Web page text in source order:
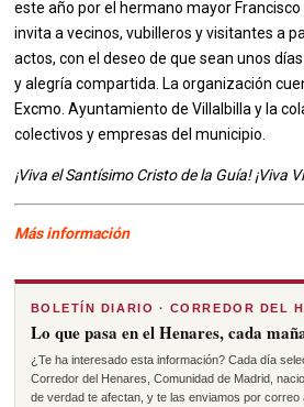
este año por el hermano mayor
invita a vecinos, vubilleros y visitantes a
actos, con el deseo de que sean unos
y alegría compartida. La organización
Excmo. Ayuntamiento de Villalbilla y la
colectivos y empresas del municipio.
¡Viva el Santísimo Cristo de la Guía! ¡Viva
Más información
BOLETÍN DIARIO · CORREDOR DEL
Lo que pasa en el Henares, cada
¿Te ha interesado esta información? Cada día
Corredor del Henares, Comunidad de Madrid,
de verdad te afectan, y te las enviamos por correo